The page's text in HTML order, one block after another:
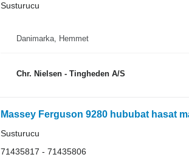
Susturucu
Danimarka, Hemmet
Chr. Nielsen - Tingheden A/S
Massey Ferguson 9280 hububat hasat
Susturucu
71435817 - 71435806